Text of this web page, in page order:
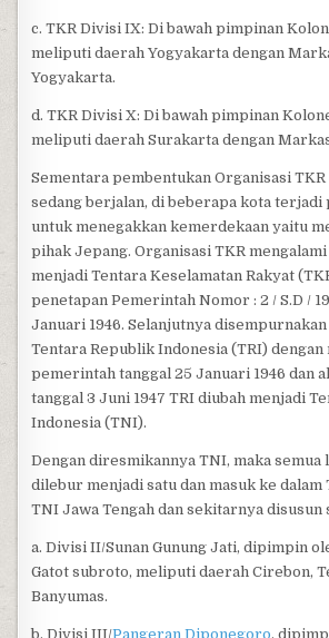
c. TKR Divisi IX: Di bawah pimpinan
meliputi daerah Yogyakarta dengan
Yogyakarta.
d. TKR Divisi X: Di bawah pimpinan
meliputi daerah Surakarta dengan
Sementara pembentukan Organisasi TKR
sedang berjalan, di beberapa kota
untuk menegakkan kemerdekaan yaitu
pihak Jepang. Organisasi TKR
menjadi Tentara Keselamatan Rakyat
penetapan Pemerintah Nomor : 2 / S.D /
Januari 1946. Selanjutnya
Tentara Republik Indonesia (TRI) dengan
pemerintah tanggal 25 Januari 1946 dan
tanggal 3 Juni 1947 TRI diubah menjadi
Indonesia (TNI).
Dengan diresmikannya TNI, maka semua
dilebur menjadi satu dan masuk ke dalam
TNI Jawa Tengah dan sekitarnya disusun
a. Divisi II/Sunan Gunung Jati, dipimpin
Gatot subroto, meliputi daerah Cirebon,
Banyumas.
b. Divisi III/Pangeran Diponegoro,